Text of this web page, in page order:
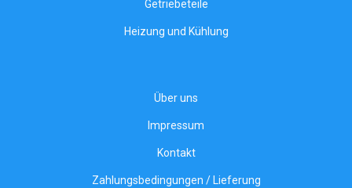
Getriebeteile
Heizung und Kühlung
Über uns
Impressum
Kontakt
Zahlungsbedingungen / Lieferung